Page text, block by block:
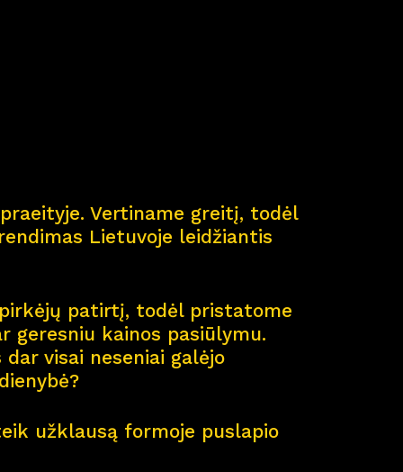
Vertiname greitį, todėl
Lietuvoje leidžiantis
patirtį, todėl pristatome
geresniu kainos pasiūlymu.
visai neseniai galėjo
užklausą formoje puslapio